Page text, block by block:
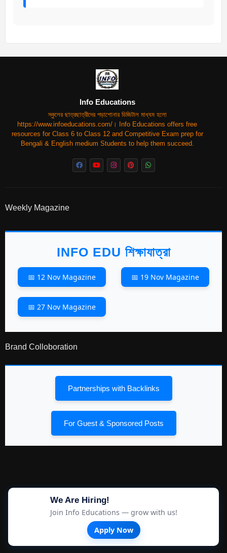
Info Educations
স্কুলের ছাত্রছাত্রীদের পড়াশোনার ডিজিটাল মাধ্যম হলো
https://www.infoeducations.com/। Info Educations offers free
resources for Class 6 to Class 12 and Competitive Exam prep for
Bengali & English medium Students to help them succeed.
Weekly Magazine
INFO EDU শিক্ষাযাত্রা
📅 12 Nov Magazine 📅 19 Nov Magazine
📅 27 Nov Magazine
Brand Colloboration
Partnerships with Backlinks
For Guest & Sponsored Posts
We Are Hiring!
Join Info Educations — grow with us!
Apply Now